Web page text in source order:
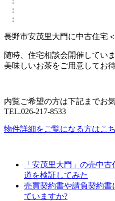
:
:
長野市安茂里大門に中古住宅
随時、住宅相談会開催していま
美味しいお茶をご用意してお
内覧ご希望の方は下記までお
TEL.026-217-8533
物件詳細をご覧になる方はこち
「安茂里大門」の売中
道を検証してみた
売買契約書や請負契約
ていますか?